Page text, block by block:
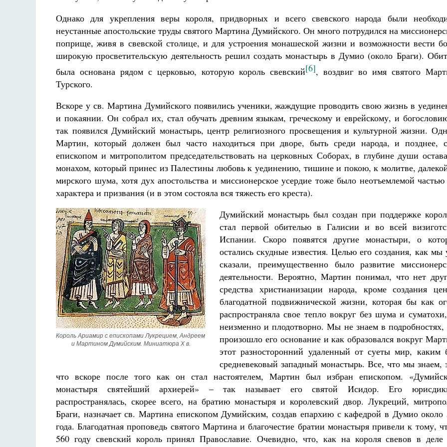
Однако для укрепления веры короля, придворных и всего свевского народа были
неустанные апостольские труды святого Мартина Думийского. Он много потрудился на
поприще, живя в свевской столице, и для устроения монашеской жизни и возможности вести
широкую просветительскую деятельность решил создать монастырь в Думио (около Браги).
была основана рядом с церковью, которую король свевский[6], воздвиг во имя святого
Турского.
Вскоре у св. Мартина Думийского появились ученики, жаждущие проводить свою жизнь в
и покаянии. Он собрал их, стал обучать древним языкам, греческому и еврейскому, и
так появился Думийский монастырь, центр религиозного просвещения и культурной жизни.
Мартин, который должен был часто находиться при дворе, быть среди народа, и позднее,
епископом и митрополитом председательствовать на церковных Соборах, в глубине души
монахом, который принес из Палестины любовь к уединению, тишине и покою, к молитве,
мирского шума, хотя дух апостольства и миссионерское усердие тоже было неотъемлемой частью
характера и призвания (и в этом состояла вся тяжесть его креста).
Король Ариамир с епископами Лукрецием, Андреем
и Мартином Думийским. Миниатюра X в.
Думийский монастырь был создан при поддержке
стал первой обителью в Галисии и во всей
Испании. Скоро появятся другие монастыри, о
остались скудные известия. Целью его создания, как мы
сказали, преимущественно было развитие
деятельности. Вероятно, Мартин понимал, что нет
средства христианизации народа, кроме создания
благодатной подвижнической жизни, которая бы как
распространяла свое тепло вокруг без шума и
неизменно и плодотворно. Мы не знаем в подробностях,
произошло его основание и как образовался вокруг
этот разносторонний удаленный от суеты мир, каким
средневековый западный монастырь. Все, что мы знаем,
что вскоре после того как он стал настоятелем, Мартин был избран епископом.
монастыря святейший архиерей» – так называет его святой Исидор. Его
распространялась, скорее всего, на братию монастыря и королевский двор. Лукреций,
Браги, назначает св. Мартина епископом Думийским, создав епархию с кафедрой в Думио около
года. Благодатная проповедь святого Мартина и благочестие братии монастыря привели к тому,
560 году свевский король принял Православие. Очевидно, что, как на короля свевов в деле